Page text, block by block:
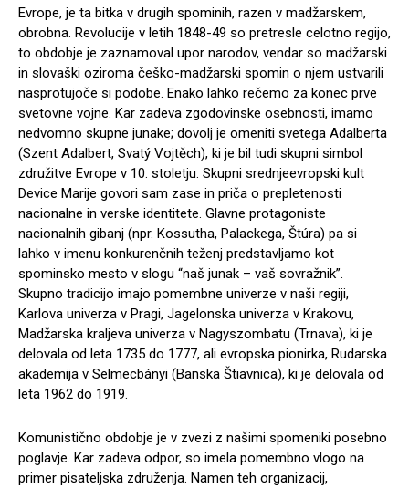
Evrope, je ta bitka v drugih spominih, razen v madžarskem,
obrobna. Revolucije v letih 1848-49 so pretresle celotno regijo,
to obdobje je zaznamoval upor narodov, vendar so madžarski
in slovaški oziroma češko-madžarski spomin o njem ustvarili
nasprotujoče si podobe. Enako lahko rečemo za konec prve
svetovne vojne. Kar zadeva zgodovinske osebnosti, imamo
nedvomno skupne junake; dovolj je omeniti svetega Adalberta
(Szent Adalbert, Svatý Vojtěch), ki je bil tudi skupni simbol
združitve Evrope v 10. stoletju. Skupni srednjeevropski kult
Device Marije govori sam zase in priča o prepletenosti
nacionalne in verske identitete. Glavne protagoniste
nacionalnih gibanj (npr. Kossutha, Palackega, Štúra) pa si
lahko v imenu konkurenčnih teženj predstavljamo kot
spominsko mesto v slogu “naš junak – vaš sovražnik”.
Skupno tradicijo imajo pomembne univerze v naši regiji,
Karlova univerza v Pragi, Jagelonska univerza v Krakovu,
Madžarska kraljeva univerza v Nagyszombatu (Trnava), ki je
delovala od leta 1735 do 1777, ali evropska pionirka, Rudarska
akademija v Selmecbányi (Banska Štiavnica), ki je delovala od
leta 1962 do 1919.
Komunistično obdobje je v zvezi z našimi spomeniki posebno
poglavje. Kar zadeva odpor, so imela pomembno vlogo na
primer pisateljska združenja. Namen teh organizacij,